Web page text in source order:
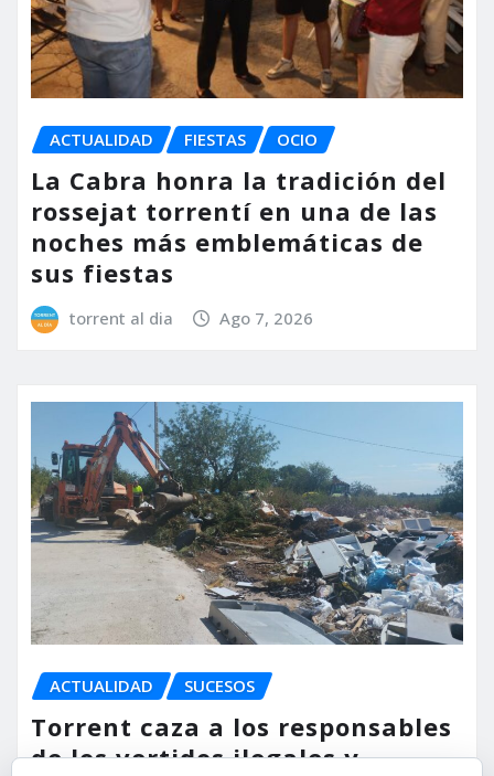
ACTUALIDAD FIESTAS OCIO
La Cabra honra la tradición del
rossejat torrentí en una de las
noches más emblemáticas de
sus fiestas
torrent al dia Ago 7, 2026
ACTUALIDAD SUCESOS
Torrent caza a los responsables
de los vertidos ilegales y